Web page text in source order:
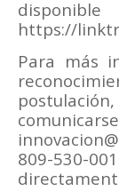
https://
Para más
809-530-